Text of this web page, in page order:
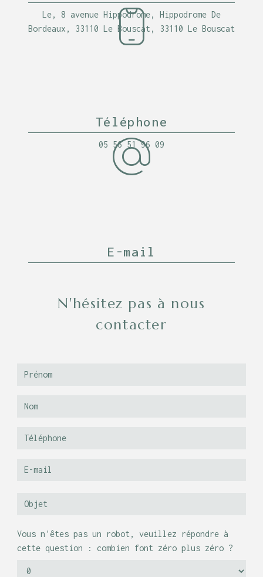
Le, 8 avenue Hippodrome, Hippodrome De
Bordeaux, 33110 Le Bouscat, 33110 Le Bouscat
Téléphone
05 56 51 96 09
E-mail
N'hésitez pas à nous
contacter
Vous n'êtes pas un robot, veuillez répondre à
cette question : combien font zéro plus zéro ?